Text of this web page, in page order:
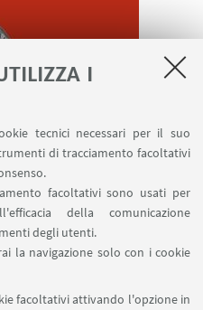
I
tecnici necessari per il suo
di tracciamento facoltativi
facoltativi sono usati per
della comunicazione
degli utenti.
la navigazione solo con i cookie
facoltativi attivando l'opzione in
che donate